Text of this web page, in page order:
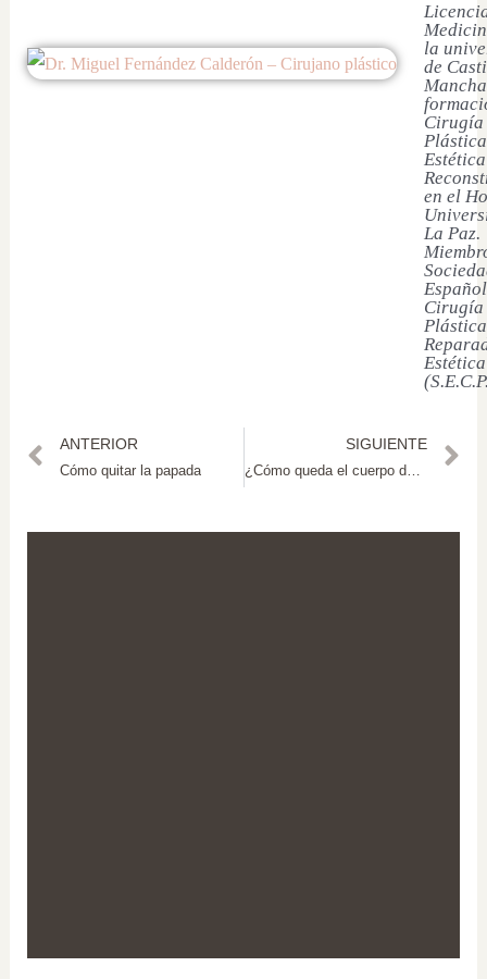
la
de
Cirugía
en el
La Paz.
Cirugía
Estética
ANTERIOR
Cómo quitar la papada
SIGUIENTE
¿Cómo queda el cuerpo después de la lipoescultura?